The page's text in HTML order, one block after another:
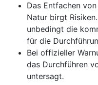
Das Entfachen
Natur birgt
unbedingt die
für die
Bei offizieller
das Durchführen
untersagt.